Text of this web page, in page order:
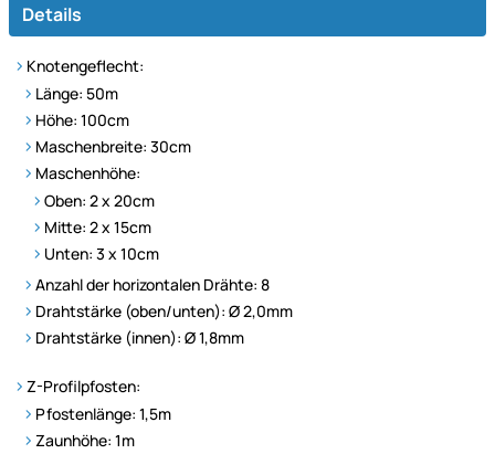
Details
Knotengeflecht:
Länge: 50m
Höhe: 100cm
Maschenbreite: 30cm
Maschenhöhe:
Oben: 2 x 20cm
Mitte: 2 x 15cm
Unten: 3 x 10cm
Anzahl der horizontalen Drähte: 8
Drahtstärke (oben/unten): Ø 2,0mm
Drahtstärke (innen): Ø 1,8mm
Z-Profilpfosten:
Pfostenlänge: 1,5m
Zaunhöhe: 1m